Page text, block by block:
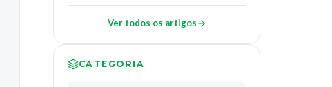
Ver todos os artigos
CATEGORIA